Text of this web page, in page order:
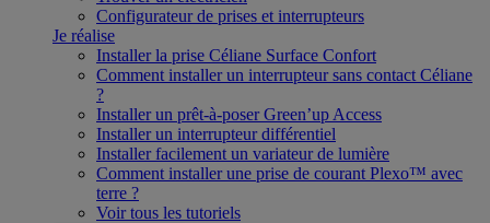
Configurateur de prises et interrupteurs
Je réalise
Installer la prise Céliane Surface Confort
Comment installer un interrupteur sans contact Céliane
?
Installer un prêt-à-poser Green’up Access
Installer un interrupteur différentiel
Installer facilement un variateur de lumière
Comment installer une prise de courant Plexo™ avec
terre ?
Voir tous les tutoriels